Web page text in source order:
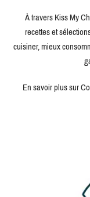
À travers Kiss My
recettes et
cuisiner, mieux
En savoir plus sur